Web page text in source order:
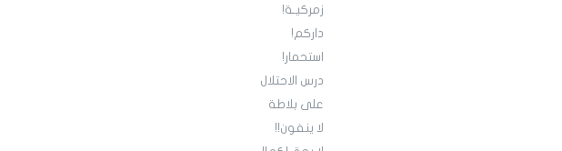
زمركيـة!
داركم!
استحمار!
درس الاحتلال
على بلاطة
لا ينفون!!